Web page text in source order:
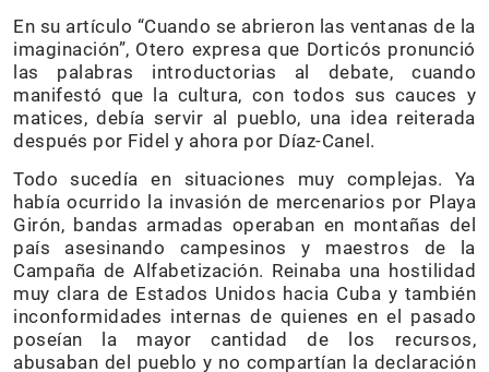
En su artículo “Cuando se abrieron las ventanas de la
imaginación”, Otero expresa que Dorticós pronunció
las palabras introductorias al debate, cuando
manifestó que la cultura, con todos sus cauces y
matices, debía servir al pueblo, una idea reiterada
después por Fidel y ahora por Díaz-Canel.
Todo sucedía en situaciones muy complejas. Ya
había ocurrido la invasión de mercenarios por Playa
Girón, bandas armadas operaban en montañas del
país asesinando campesinos y maestros de la
Campaña de Alfabetización. Reinaba una hostilidad
muy clara de Estados Unidos hacia Cuba y también
inconformidades internas de quienes en el pasado
poseían la mayor cantidad de los recursos,
abusaban del pueblo y no compartían la declaración